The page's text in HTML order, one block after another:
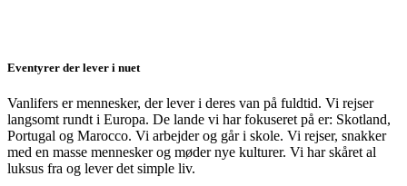
Eventyrer der lever i nuet
Vanlifers er mennesker, der lever i deres van på fuldtid. Vi rejser
langsomt rundt i Europa. De lande vi har fokuseret på er: Skotland,
Portugal og Marocco. Vi arbejder og går i skole. Vi rejser, snakker
med en masse mennesker og møder nye kulturer. Vi har skåret al
luksus fra og lever det simple liv.